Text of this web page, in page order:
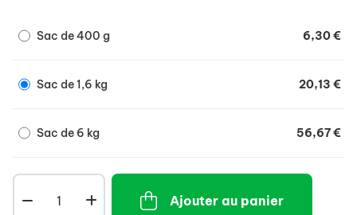
Sac de 400 g 6,30 €
Sac de 1,6 kg 20,13 €
Sac de 6 kg 56,67 €
Ajouter au panier